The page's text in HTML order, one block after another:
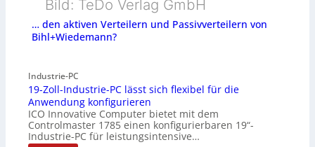
Bild: TeDo Verlag GmbH
… den aktiven Verteilern und Passivverteilern von
Bihl+Wiedemann?
Industrie-PC
19-Zoll-Industrie-PC lässt sich flexibel für die
Anwendung konfigurieren
ICO Innovative Computer bietet mit dem
Controlmaster 1785 einen konfigurierbaren 19“-
Industrie-PC für leistungsintensive…